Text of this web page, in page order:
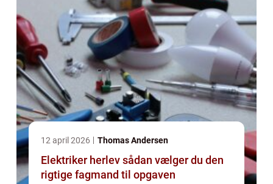
12 april 2026 Thomas Andersen
Elektriker herlev sådan vælger du den
rigtige fagmand til opgaven